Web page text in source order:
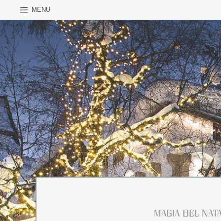
MENU
MAGIA DEL
Cari
a seguito
estesi e purtroppo
Riapertura
Tutte le informazioni
ricostruzione sui
WhatsApp channel,
Il nostro team